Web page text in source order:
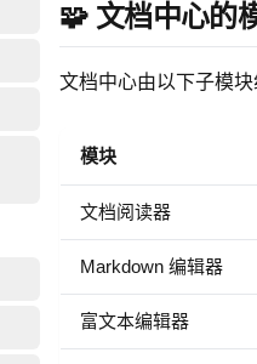
🧩 文档中心的
文档中心由以下子模块
模块
文档阅读器
Markdown 编辑器
富文本编辑器